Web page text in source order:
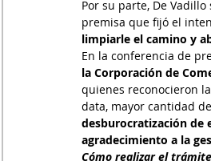
Por su parte, De
premisa que fijó el
limpiarle el camino y
En la conferencia de
la Corporación de
quienes reconocieron
data, mayor cantidad
desburocratización de
agradecimiento a la
Cómo realizar el